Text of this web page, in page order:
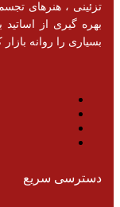
تزئینی ، هنرهای
بهره گیری از
بسیاری را روانه بازار
دسترسی سریع